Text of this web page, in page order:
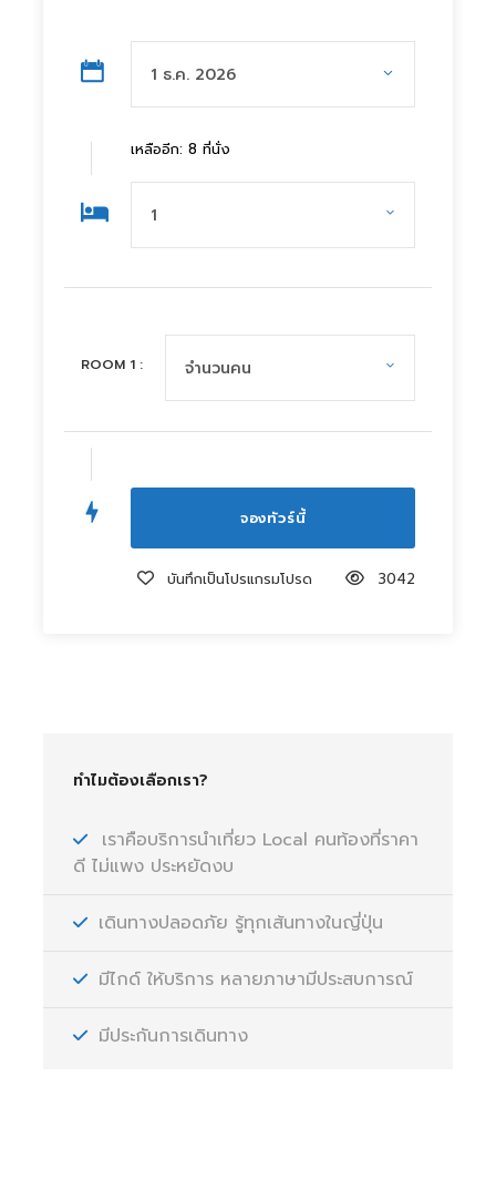
เหลืออีก: 8 ที่นั่ง
ROOM 1 :
บันทึกเป็นโปรแกรมโปรด 3042
ทำไมต้องเลือกเรา?
เราคือบริการนำเที่ยว Local คนท้องที่ราคา
ดี ไม่แพง ประหยัดงบ
เดินทางปลอดภัย รู้ทุกเส้นทางในญี่ปุ่น
มีไกด์ ให้บริการ หลายภาษามีประสบการณ์
มีประกันการเดินทาง